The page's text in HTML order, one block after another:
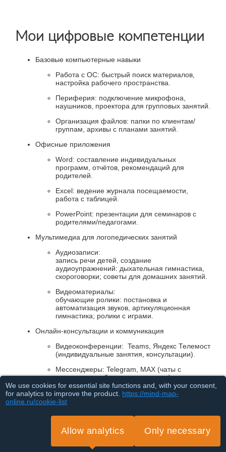
Мои цифровые компетенции
Базовые компьютерные навыки
Работа с ОС: быстрый поиск материалов,
настройка рабочего пространства.
Периферия: подключение микрофона,
наушников, проектора для групповых занятий.
Организация файлов: папки по клиентам/
группам, архивы с планами занятий.
Офисные приложения
Word: составление индивидуальных
программ, отчётов, рекомендаций для
родителей.
Excel: ведение журнала посещаемости,
работа с таблицей.
PowerPoint: презентации для семинаров с
родителями/педагогами.
Мультимедиа для логопедических занятий
Аудиозаписи:
запись речи детей, создание
аудиоупражнений: дыхательная гимнастика,
скороговорки; советы для домашних занятий.
Видеоматериалы:
обучающие ролики: постановка и
автоматизация звуков, артикуляционная
гимнастика; ролики с играми.
Онлайн‑консультации и коммуникация
Видеоконференции: Teams, Яндекс Телемост
(индивидуальные занятия, консультации).
Мессенджеры: Telegram, MAX (чаты с
родителями, обмен материалами).
Работа с данными и аналитика
Ведение базы клиентов: Excel (заключения,
этапы коррекции).
Визуализация прогресса: графики динамики
We use cookies for essential site functions and, with your consent,
for analytics to improve the product. https://mind-map-
online.ru/cookie-list
Allow analytics Only necessary